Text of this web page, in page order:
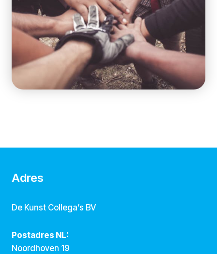
Adres
De Kunst Collega’s BV
Postadres NL:
Noordhoven 19